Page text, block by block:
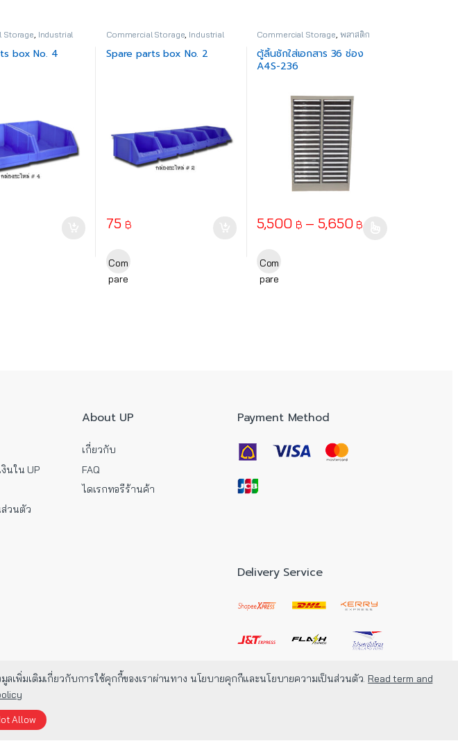
พิ่มเติมเกี่ยวกับการใช้คุกกี้ของเราผ่านทาง นโยบายคุกกีและนโยบายความเป็นส่วนตัว. Read term and
Allow
Storage, Industrial
box No. 4
Commercial Storage, Industrial
Spare parts box No. 2
75 ฿
Com
pare
Commercial Storage, พลาสติก
ตู้ลิ้นชักใส่เอกสาร 36 ช่อง
A4S-236
5,500 ฿ – 5,650 ฿
This product has multiple variants. The
Com
pare
นใน UP
วนตัว
About UP
เกี่ยวกับ
FAQ
ไดเรกทอรีร้านค้า
Payment Method
Delivery Service